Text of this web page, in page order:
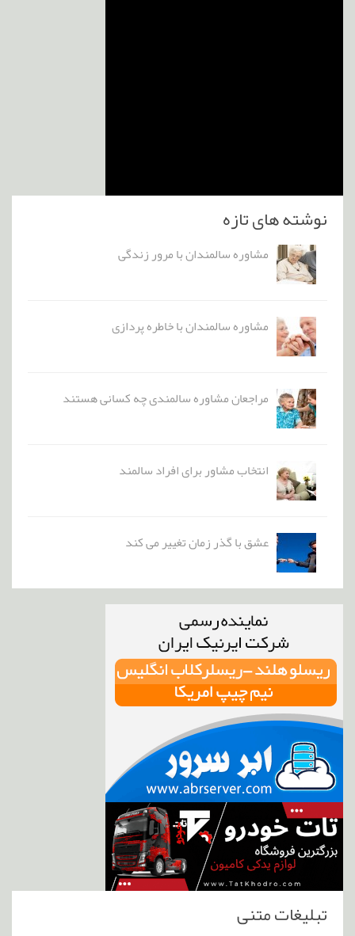
نوشته های تازه
مشاوره سالمندان با مرور زندگی
مشاوره سالمندان با خاطره پردازی
مراجعان مشاوره سالمندی چه کسانی هستند
انتخاب مشاور برای افراد سالمند
عشق با گذر زمان تغییر می کند
تبلیغات متنی